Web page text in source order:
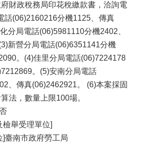
財政稅務局印花稅繳款書，洽詢電
話(06)2160216分機1125、傳真
分局電話(06)5981110分機2402、
新營分局電話(06)6351141分機
。(4)佳里分局電話(06)7224178
。(5)安南分局電話
、傳真(06)2462921。 (6)本案採固
法，數量上限100場。
檢舉受理單位]
]臺南市政府勞工局